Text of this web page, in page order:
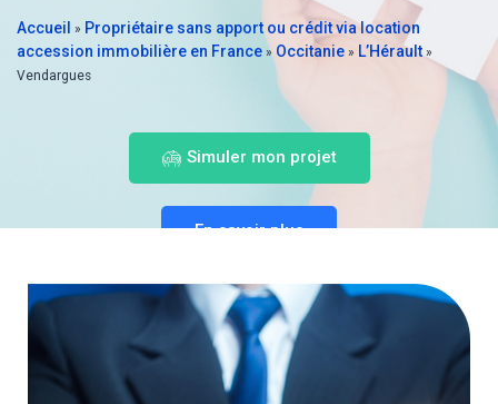
Accueil » Propriétaire sans apport ou crédit via location
accession immobilière en France » Occitanie » L’Hérault»
Vendargues
Simuler mon projet
En savoir plus